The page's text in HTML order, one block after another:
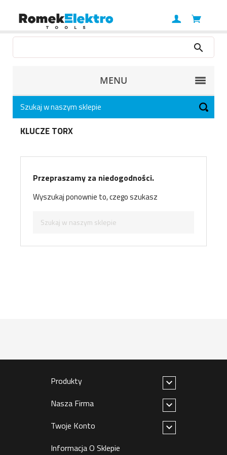
MENU
KLUCZE TORX
Przepraszamy za niedogodności.
Wyszukaj ponownie to, czego szukasz
Produkty

Nasza Firma

Twoje Konto

Informacja O Sklepie